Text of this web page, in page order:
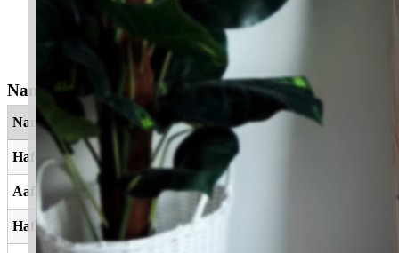
Nama Yang Berkaitan
Nama Maksud
Hafeeyah Sambutan yang hangat
Aafiyah Sihat, selamat
Hafsyah Nama isteri Rasulullah SAW